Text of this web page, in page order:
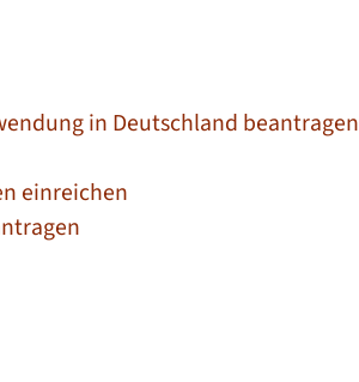
in Deutschland beantragen
einreichen